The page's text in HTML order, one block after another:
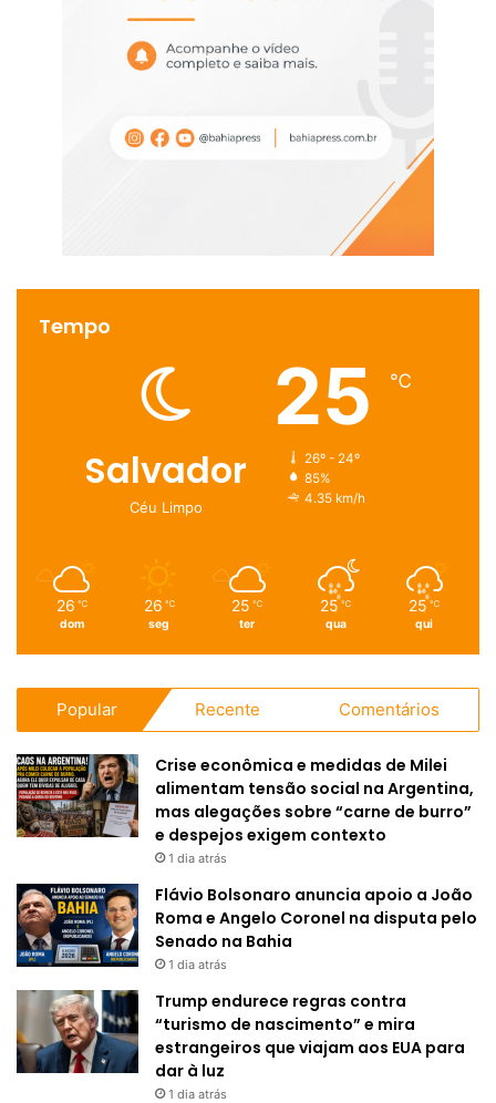
Tempo
Salvador
Céu Limpo
25 ℃
26º - 24º
85%
4.35 km/h
26 ℃
dom
26 ℃
seg
25 ℃
ter
25 ℃
qua
25 ℃
qui
Popular Recente Comentários
Crise econômica e medidas de Milei
alimentam tensão social na Argentina,
mas alegações sobre “carne de burro”
e despejos exigem contexto
1 dia atrás
Flávio Bolsonaro anuncia apoio a João
Roma e Angelo Coronel na disputa pelo
Senado na Bahia
1 dia atrás
Trump endurece regras contra
“turismo de nascimento” e mira
estrangeiros que viajam aos EUA para
dar à luz
1 dia atrás